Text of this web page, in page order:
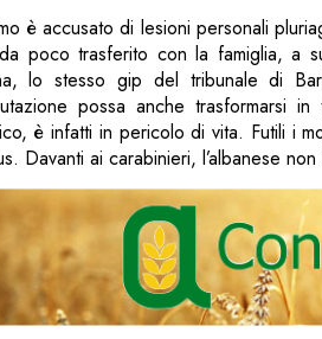
è accusato di lesioni personali
poco trasferito con la famiglia, a
lo stesso gip del tribunale di
possa anche trasformarsi
è infatti in pericolo di vita. Futili i
Davanti ai carabinieri, l’albanese